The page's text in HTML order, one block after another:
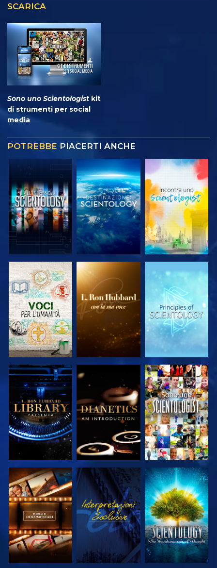
SCARICA
Sono uno Scientologist kit
di strumenti per social
media
POTREBBE PIACERTI ANCHE
ESPLORA LE
SERIE
ESPLORA LE
SERIE
ESPLORA LE
SERIE
ESPLORA LE
SERIE
ESPLORA LE
SERIE
GUARDA
ESPLORA LE
SERIE
GUARDA
ESPLORA LE
SERIE